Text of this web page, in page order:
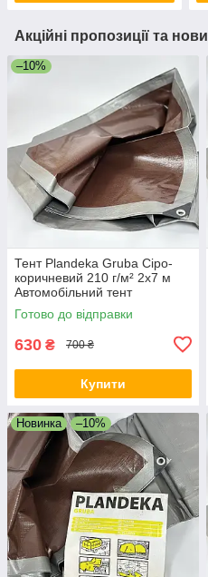
Акційні пропозиції та
–10%
Тент Plandeka Gruba Сіро-
коричневий 210 г/м² 2х7 м
Автомобільний тент
Універсальний тарпауліновий
тент
Готово до відправки
630 ₴ 700 ₴
Купити
Новинка –10%